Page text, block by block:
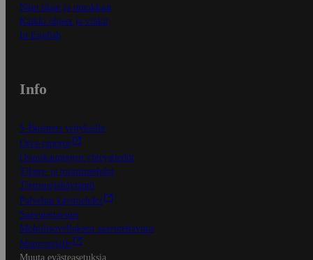
Näin tilaat ja muokkaat
Kaikki ohjeet ja vinkit
In English
Info
S-Business yrityksille
Oiva-raportit
Osuuskauppojen yhteystiedot
Tilaus- ja toimitusehdot
Tietosuojakäytäntö
Palvelun käyttöehdot
Saavutettavuus
Mobiilisovelluksen saavutettavuus
Mainostajalle
Muuta evästeasetuksia